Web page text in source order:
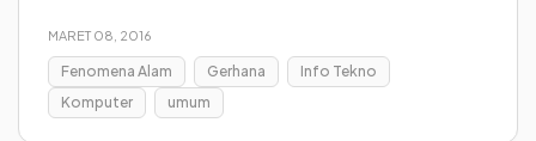
MARET 08, 2016
Fenomena Alam Gerhana
Info Tekno
Komputer
umum